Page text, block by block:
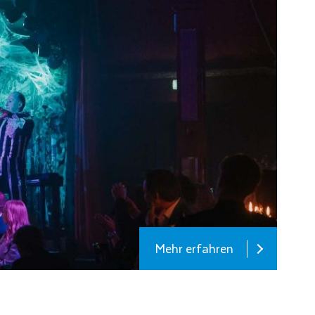
Mehr erfahren